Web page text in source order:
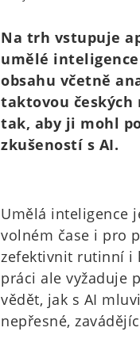
Na trh vstupuje
umělé
obsahu včetně
taktovou
tak, aby ji mohl
zkušeností s AI.
Umělá inteligence
volném čase i pro
zefektivnit rutinní i
práci ale vyžaduje
vědět, jak s AI
nepřesné,